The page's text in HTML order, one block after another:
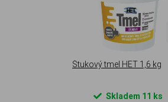
Štukový tmel HET 1,6 kg
Skladem 11 ks